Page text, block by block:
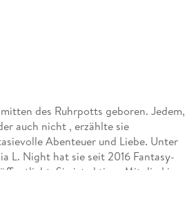
des Ruhrpotts geboren. Jedem,
auch nicht , erzählte sie
Abenteuer und Liebe. Unter
L. Night hat sie seit 2016 Fantasy-
Sie ist aktives Mitglied im